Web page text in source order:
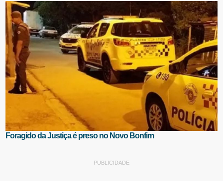
Foragido da Justiça é preso no Novo Bonfim
PUBLICIDADE